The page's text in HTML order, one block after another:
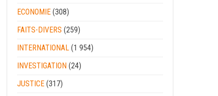
ECONOMIE (308)
FAITS-DIVERS (259)
INTERNATIONAL (1 954)
INVESTIGATION (24)
JUSTICE (317)